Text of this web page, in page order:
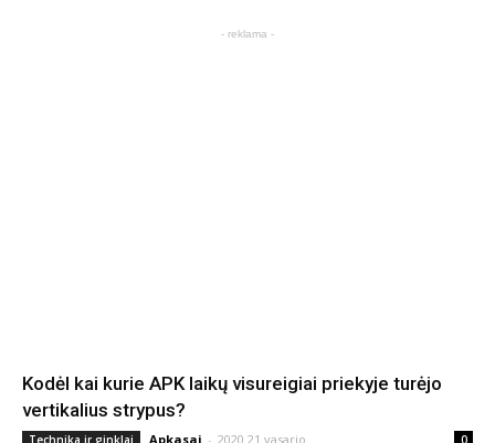
- reklama -
Kodėl kai kurie APK laikų visureigiai priekyje turėjo
vertikalius strypus?
Technika ir ginklai Apkasai - 2020 21 vasario 0